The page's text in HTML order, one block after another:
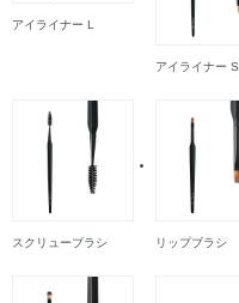
アイライナー L
アイライナー S
スクリューブラシ リップブラシ